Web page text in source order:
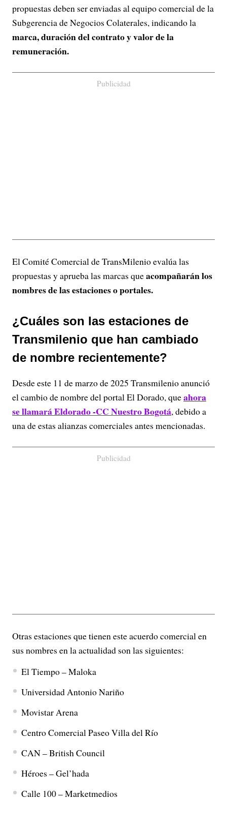
propuestas deben ser enviadas al equipo comercial de la
Subgerencia de Negocios Colaterales, indicando la
marca, duración del contrato y valor de la
remuneración.
Publicidad
El Comité Comercial de TransMilenio evalúa las
propuestas y aprueba las marcas queacompañarán los
nombres de las estaciones o portales.
¿Cuáles son las estaciones de
Transmilenio que han cambiado
de nombre recientemente?
Desde este 11 de marzo de 2025 Transmilenio anunció
el cambio de nombre del portal El Dorado, queahora
se llamará Eldorado -CC Nuestro Bogotá, debido a
una de estas alianzas comerciales antes mencionadas.
Publicidad
Otras estaciones que tienen este acuerdo comercial en
sus nombres en la actualidad son las siguientes:
El Tiempo – Maloka
Universidad Antonio Nariño
Movistar Arena
Centro Comercial Paseo Villa del Río
CAN – British Council
Héroes – Gel’hada
Calle 100 – Marketmedios